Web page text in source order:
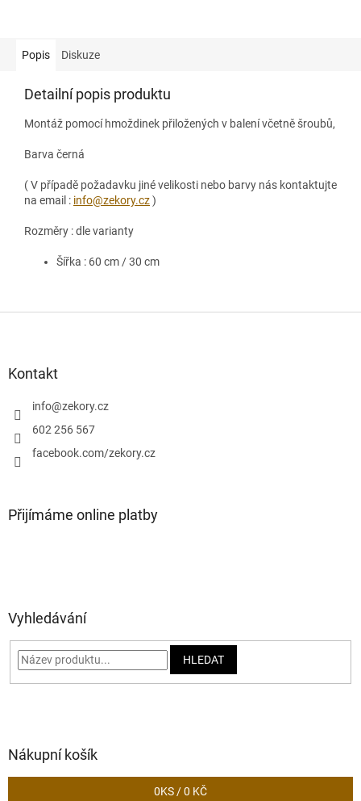
Popis Diskuze
Detailní popis produktu
Montáž pomocí hmoždinek přiložených v balení včetně šroubů,
Barva černá
( V případě požadavku jiné velikosti nebo barvy nás kontaktujte
na email : info@zekory.cz)
Rozměry : dle varianty
Šířka : 60 cm / 30 cm
Kontakt
info@zekory.cz
602 256 567
facebook.com/zekory.cz
Přijímáme online platby
Vyhledávání
HLEDAT
Nákupní košík
0KS /0 KČ